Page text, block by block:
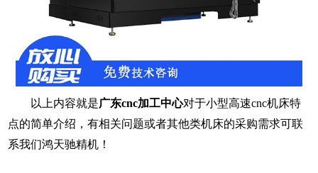
以上内容就是广东cnc加工中心对于小型高速cnc机床特
点的简单介绍，有相关问题或者其他类机床的采购需求可联
系我们鸿天驰精机！